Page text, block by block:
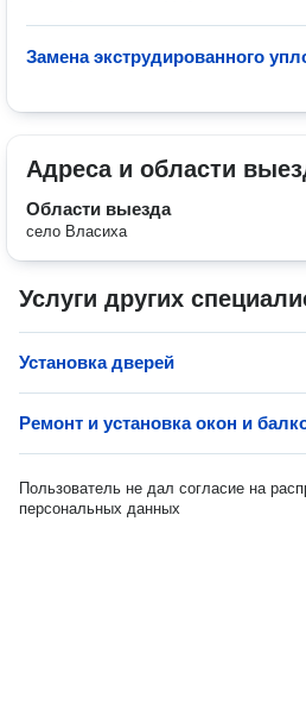
Замена экструдированного
Адреса и области
Области выезда
село Власиха
Услуги других
Установка дверей
Ремонт и установка окон и
Пользователь не дал согласие на
персональных данных